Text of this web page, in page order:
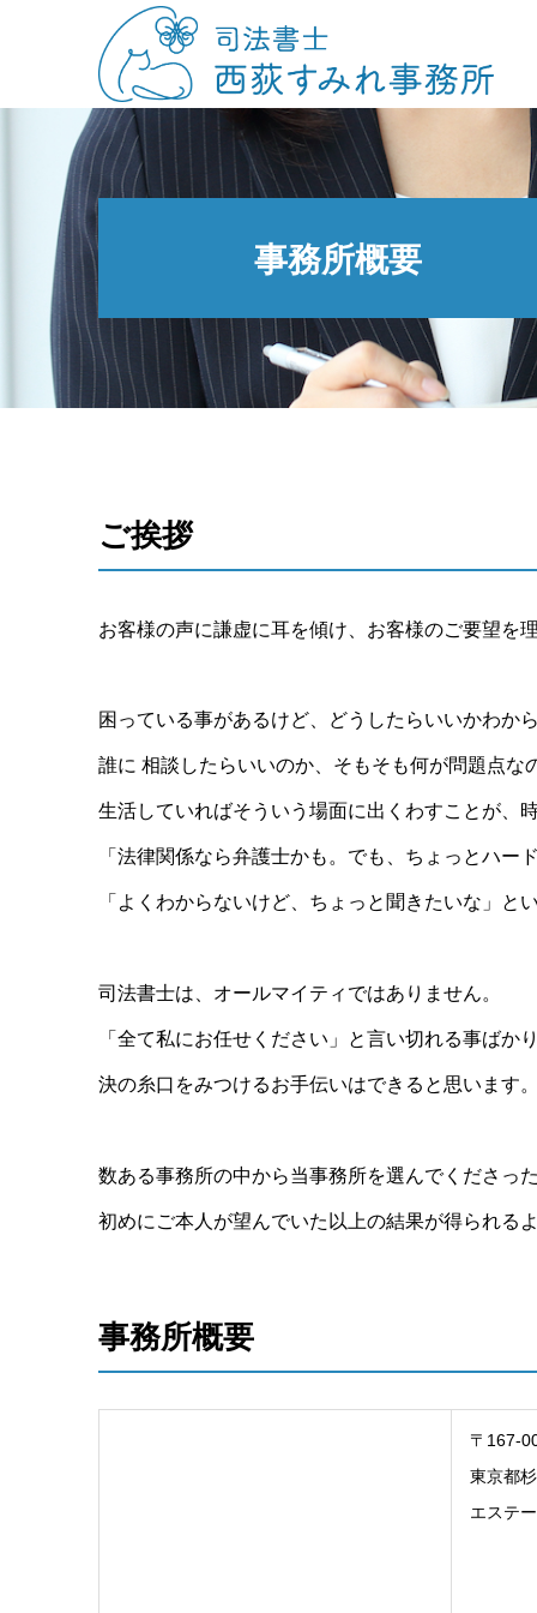
事務所概要
ご挨拶
お客様の声に謙虚に耳を傾け、お客様のご要望を
困っている事があるけど、どうしたらいいかわか
誰に 相談したらいいのか、そもそも何が問題点な
生活していればそういう場面に出くわすことが、
「法律関係なら弁護士かも。でも、ちょっとハー
「よくわからないけど、ちょっと聞きたいな」と
司法書士は、オールマイティではありません。
「全て私にお任せください」と言い切れる事ば
決の糸口をみつけるお手伝いはできると思います
数ある事務所の中から当事務所を選んでくださっ
初めにご本人が望んでいた以上の結果が得られる
事務所概要
〒167-
東京都
エステ